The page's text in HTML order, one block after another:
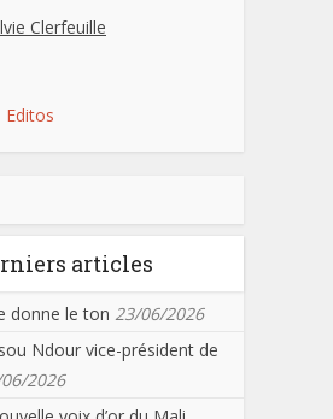
Clerfeuille
Editos
articles
donne le ton 23/06/2026
Ndour vice-président de
2026